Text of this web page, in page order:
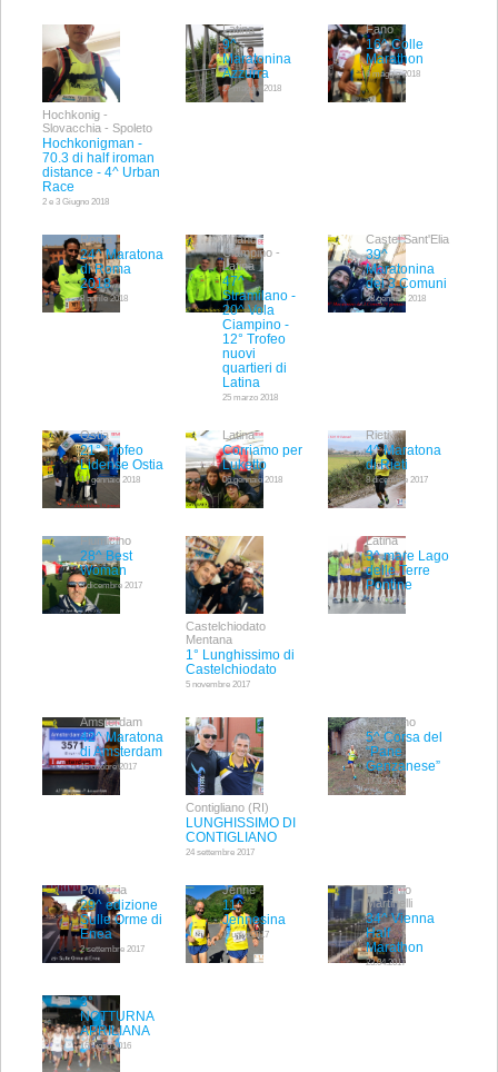
Hochkonig -
Slovacchia - Spoleto
Hochkonigman -
70.3 di half iroman
distance - 4^ Urban
Race
2 e 3 Giugno 2018
Latina
9^
Maratonina
Azzurra
27 maggio 2018
Fano
16^ Colle
Marathon
6 maggio 2018
Roma
24^ Maratona
di Roma
2018
8 aprile 2018
Milano -
Ciampino -
Latina
47^
Stramilano -
20^ Vola
Ciampino -
12° Trofeo
nuovi
quartieri di
Latina
25 marzo 2018
Castel Sant'Elia
39^
Maratonina
dei 3 Comuni
28 gennaio 2018
Ostia
21° Trofeo
Lidense Ostia
14 gennaio 2018
Latina
Corriamo per
Luketto
06 gennaio 2018
Rieti
4^ Maratona
di Rieti
8 dicembre 2017
Fiumicino
28^ Best
Woman
3 dicembre 2017
Castelchiodato
Mentana
1° Lunghissimo di
Castelchiodato
5 novembre 2017
Latina
3^ mare Lago
delle Terre
Pontine
22.10.2017
Amsterdam
42^ Maratona
di Amsterdam
15 ottobre 2017
Contigliano (RI)
LUNGHISSIMO DI
CONTIGLIANO
24 settembre 2017
Genzano
5^ Corsa del
“Pane
Genzanese”
17.9.2017
Pomezia
29^ edizione
Sulle Orme di
Enea
2 settembre 2017
Jenne
11^
Jennesina
1 luglio 2017
Di Canio
Martinelli
34^ Vienna
Half
Marathon
23.04.2017
3°
NOTTURNA
APRILIANA
16 luglio 2016